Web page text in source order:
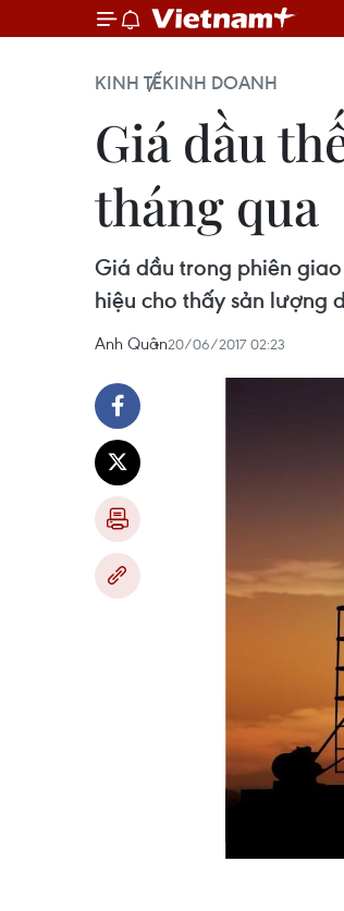
KINH TẾKINH DOANH
Giá dầu
tháng qua
Giá dầu trong phiên
hiệu cho thấy sản lượng
Anh Quân20/06/2017 02:23